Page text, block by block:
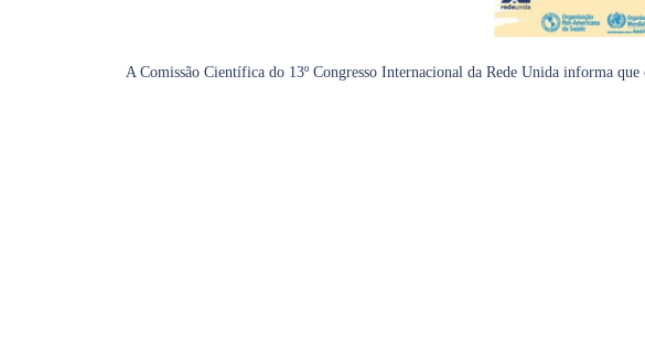
A Comissão Científica do 13º Congresso Internacional da Rede Unida informa